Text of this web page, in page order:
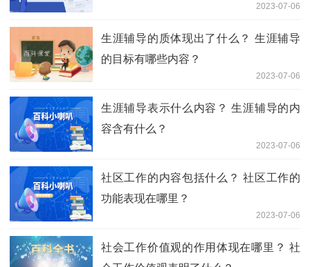
2023-07-06
生涯辅导的质体现出了什么？ 生涯辅导
的目标有哪些内容？
2023-07-06
生涯辅导表示什么内容？ 生涯辅导的内
容含有什么？
2023-07-06
社区工作的内容包括什么？ 社区工作的
功能表现在哪里？
2023-07-06
社会工作价值观的作用体现在哪里？ 社